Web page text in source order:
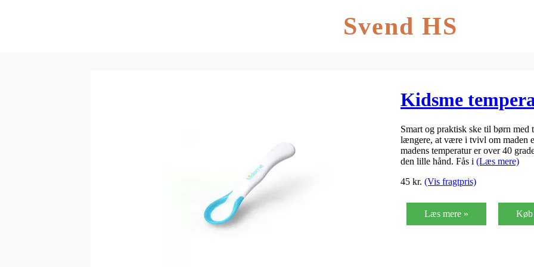
Svend HS
Kidsme
Smart og praktisk ske til børn
længere, at være i tvivl om maden
madens temperatur er over 40
den lille hånd. Fås i (Læs mere)
45 kr. (Vis fragtpris)
Læs mere » Køb